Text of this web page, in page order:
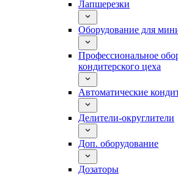
Лапшерезки
Оборудование для
Профессиональное
кондитерского цеха
Автоматические
Делители-округлители
Доп. оборудование
Дозаторы